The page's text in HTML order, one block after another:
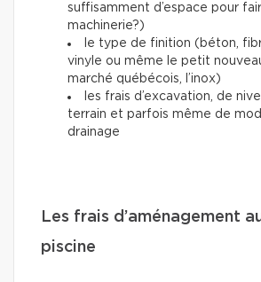
suffisamment d’espace pour
machinerie?)
le type de finition (béton,
vinyle ou même le petit
marché québécois, l’inox)
les frais d’excavation, de
terrain et parfois même de
drainage
Les frais d’aménagement
piscine